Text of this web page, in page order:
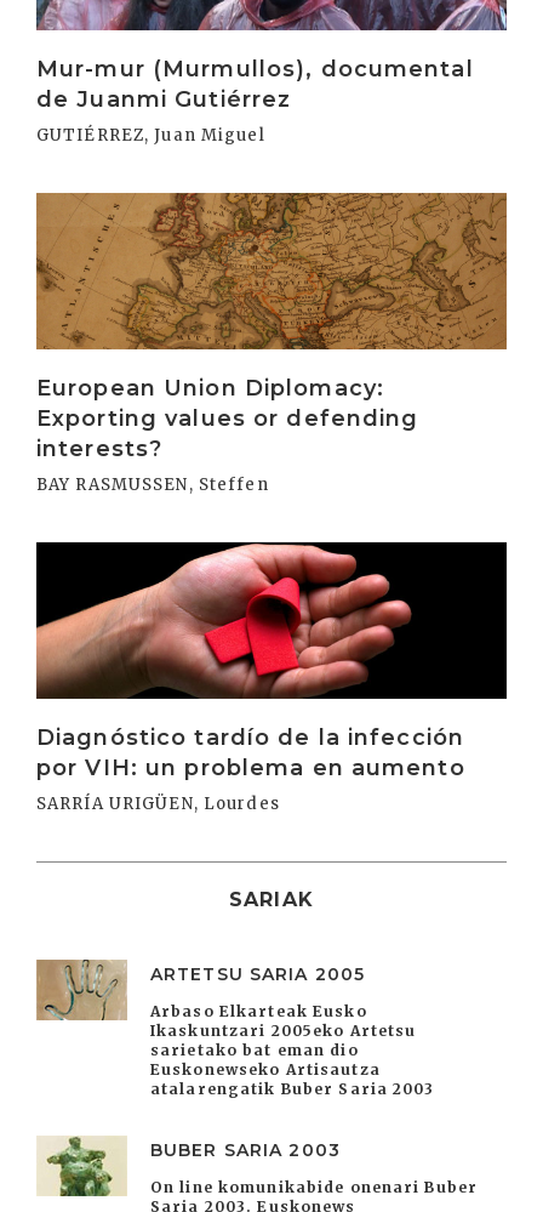
Mur-mur (Murmullos), documental
de Juanmi Gutiérrez
GUTIÉRREZ, Juan Miguel
European Union Diplomacy:
Exporting values or defending
interests?
BAY RASMUSSEN, Steffen
Irakurri
Diagnóstico tardío de la infección
por VIH: un problema en aumento
SARRÍA URIGÜEN, Lourdes
SARIAK
ARTETSU SARIA 2005
Arbaso Elkarteak Eusko
Ikaskuntzari 2005eko Artetsu
sarietako bat eman dio
Euskonewseko Artisautza
atalarengatik Buber Saria 2003
BUBER SARIA 2003
On line komunikabide onenari Buber
Saria 2003. Euskonews